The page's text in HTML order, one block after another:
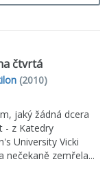
čtvrtá
(2010)
jaký žádná dcera
- z Katedry
University Vicki
nečekaně zemřela...